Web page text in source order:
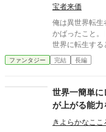
革命の話。
宝者来価
俺は異世界転生
かばったこと。
世界に転生する
を期待したりも
ンと結ばれるな
のばかり。 同
迎される。 彼
者に思えたのだが―――！？ ※小説
ます。
ファンタジー 完結 長編
世界一簡単
が上がる能
世界でハーレ
きよらかなここ